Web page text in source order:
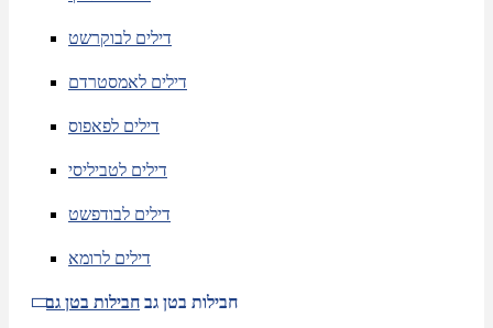
דילים לבוקרשט
דילים לאמסטרדם
דילים לפאפוס
דילים לטביליסי
דילים לבודפשט
דילים לרומא
חבילות בטן גב חבילות בטן גב